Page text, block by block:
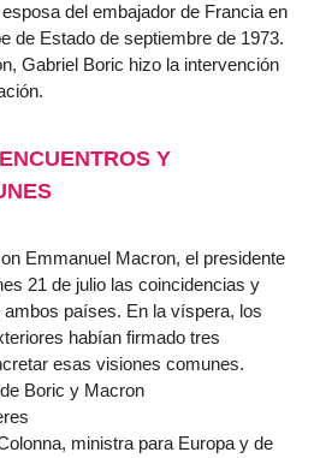
del embajador de Francia en
de Estado de septiembre de 1973.
Gabriel Boric hizo la intervención
Y
Emmanuel Macron, el presidente
21 de julio las coincidencias y
países. En la víspera, los
habían firmado tres
esas visiones comunes.
Boric y Macron
ministra para Europa y de